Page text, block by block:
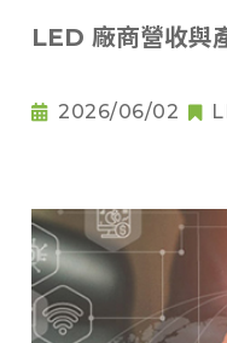
LED 廠商營收
2026/06/02